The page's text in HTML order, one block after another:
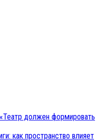
должен формировать
как пространство влияет